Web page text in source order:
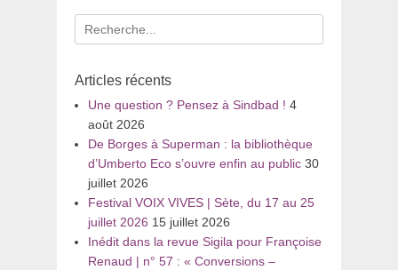
Recherche
pour
Articles récents
Une question ? Pensez à Sindbad ! 4
août 2026
De Borges à Superman : la bibliothèque
d’Umberto Eco s’ouvre enfin au public 30
juillet 2026
Festival VOIX VIVES | Sète, du 17 au 25
juillet 2026 15 juillet 2026
Inédit dans la revue Sigila pour Françoise
Renaud | n° 57 : « Conversions –